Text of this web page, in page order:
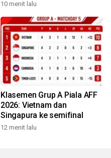
10 menit lalu
Klasemen Grup A Piala AFF
2026: Vietnam dan
Singapura ke semifinal
12 menit lalu